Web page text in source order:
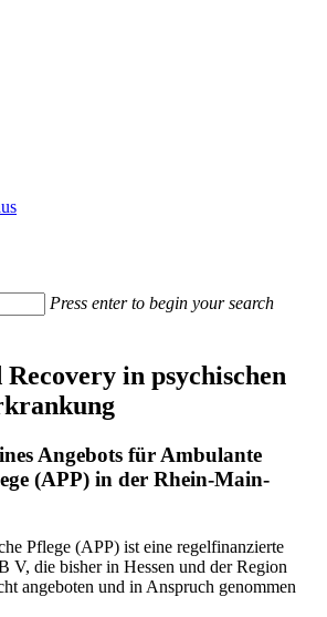
Press enter to begin your search
Recovery in psychischen
Angebots für Ambulante
(APP) in der Rhein-Main-
Pflege (APP) ist eine regelfinanzierte
V, die bisher in Hessen und der Region
angeboten und in Anspruch genommen